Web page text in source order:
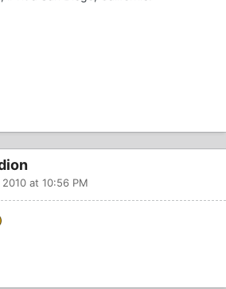
2010 at 10:56 PM